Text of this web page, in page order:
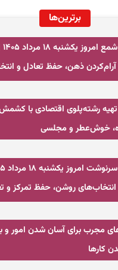
برترین‌ها
آرام‌کردن ذهن، حفظ تعادل و
رشته‌پلوی اقتصادی با
خوش‌عطر و مجلسی
انتخاب‌های روشن، حفظ تمرکز و
مجرب برای آسان شدن امور و
کار‌ها